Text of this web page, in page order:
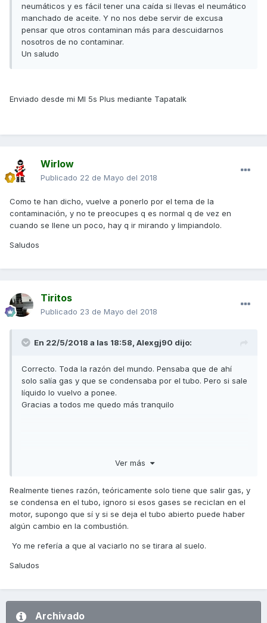
neumáticos y es fácil tener una caída si llevas el neumático
manchado de aceite. Y no nos debe servir de excusa
pensar que otros contaminan más para descuidarnos
nosotros de no contaminar.
Un saludo
Enviado desde mi MI 5s Plus mediante Tapatalk
Wirlow
Publicado 22 de Mayo del 2018
Como te han dicho, vuelve a ponerlo por el tema de la
contaminación, y no te preocupes q es normal q de vez en
cuando se llene un poco, hay q ir mirando y limpiandolo.
Saludos
Tiritos
Publicado 23 de Mayo del 2018
En 22/5/2018 a las 18:58, Alexgj90 dijo:
Correcto. Toda la razón del mundo. Pensaba que de ahí
solo salía gas y que se condensaba por el tubo. Pero si sale
líquido lo vuelvo a ponee.
Gracias a todos me quedo más tranquilo
Ver más
Realmente tienes razón, teóricamente solo tiene que salir gas, y
se condensa en el tubo, ignoro si esos gases se reciclan en el
motor, supongo que sí y si se deja el tubo abierto puede haber
algún cambio en la combustión.
Yo me refería a que al vaciarlo no se tirara al suelo.
Saludos
Archivado